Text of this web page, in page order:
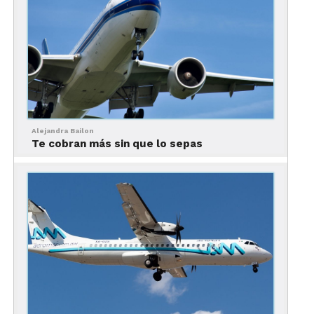
viable en términos económicos).
¿Cuál es el riesgo de contagiarse de Covid-19 en un avión?
Sin embargo, el riesgo aumenta
exponencialmente si tienes la mala suerte de que
haya una persona enferma en tu vuelo (y además,
contagiosa), que está suficientemente cerca de ti y
que, además, no use mascarilla o se la quite en el
Alejandra Bailon
Te cobran más sin que lo sepas